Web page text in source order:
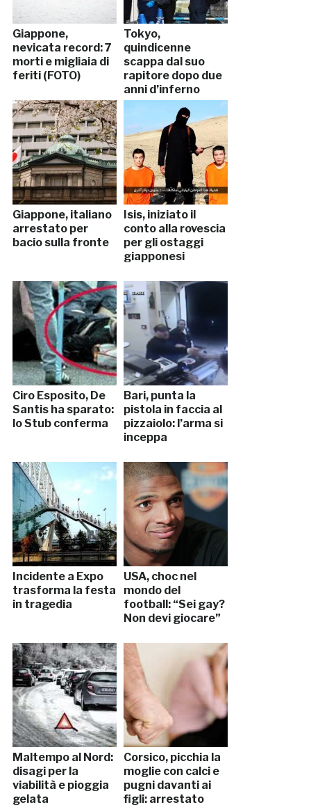
Giappone,
nevicata record: 7
morti e migliaia di
feriti (FOTO)
Tokyo,
quindicenne
scappa dal suo
rapitore dopo due
anni d’inferno
Giappone, italiano
arrestato per
bacio sulla fronte
Isis, iniziato il
conto alla rovescia
per gli ostaggi
giapponesi
Ciro Esposito, De
Santis ha sparato:
lo Stub conferma
Bari, punta la
pistola in faccia al
pizzaiolo: l’arma si
inceppa
Incidente a Expo
trasforma la festa
in tragedia
USA, choc nel
mondo del
football: “Sei gay?
Non devi giocare”
Maltempo al Nord:
disagi per la
viabilità e pioggia
gelata
Corsico, picchia la
moglie con calci e
pugni davanti ai
figli: arrestato